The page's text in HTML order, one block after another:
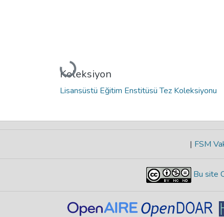
Yükleniyor...Koleksiyon
Lisansüstü Eğitim Enstitüsü Tez Koleksiyonu
| FSM
Bu site